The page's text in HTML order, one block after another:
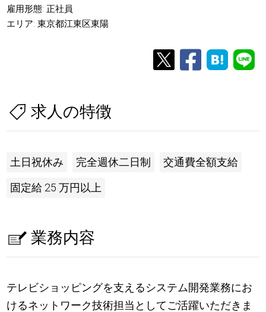
雇用形態: 正社員
エリア: 東京都江東区東陽
求人の特徴
土日祝休み 完全週休二日制 交通費全額支給
固定給 25 万円以上
業務内容
テレビショッピングを支えるシステム開発業務にお
けるネットワーク技術担当としてご活躍いただきま